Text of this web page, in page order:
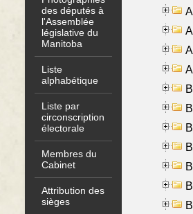
des députés à
l'Assemblée
législative du
Manitoba
Liste
alphabétique
Liste par
circonscription
électorale
Membres du
Cabinet
Attribution des
sièges